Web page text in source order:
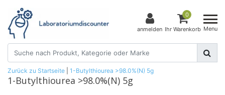
anmelden
0
Ihr Warenkorb Menu
Zurück zu Startseite 1-Butylthiourea >98.0%(N) 5g
1-Butylthiourea >98.0%(N) 5g